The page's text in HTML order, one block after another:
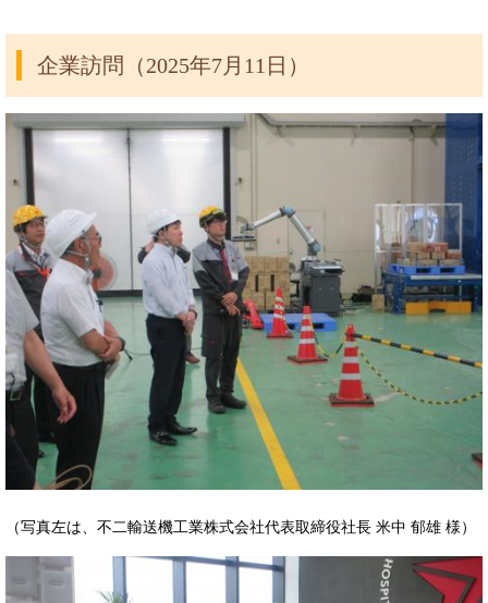
企業訪問（2025年7月11日）
（写真左は、不二輸送機工業株式会社代表取締役社長 米中 郁雄 様）